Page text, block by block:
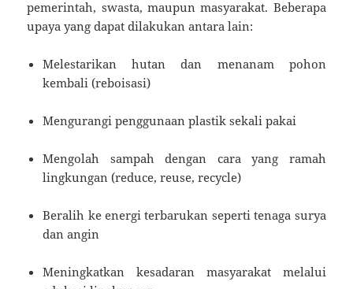
pemerintah, swasta, maupun masyarakat. Beberapa
upaya yang dapat dilakukan antara lain:
Melestarikan hutan dan menanam pohon
kembali (reboisasi)
Mengurangi penggunaan plastik sekali pakai
Mengolah sampah dengan cara yang ramah
lingkungan (reduce, reuse, recycle)
Beralih ke energi terbarukan seperti tenaga surya
dan angin
Meningkatkan kesadaran masyarakat melalui